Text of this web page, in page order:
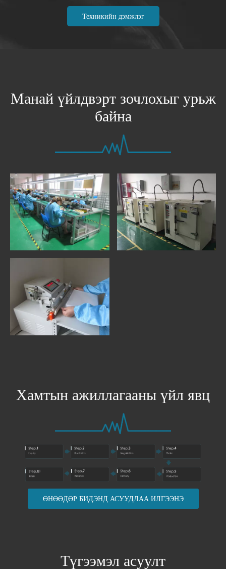
Техникийн дэмжлэг
Манай үйлдвэрт зочлохыг урьж
байна
Хамтын ажиллагааны үйл явц
ӨНӨӨДӨР БИДЭНД АСУУДЛАА ИЛГЭЭНЭ
Түгээмэл асуулт